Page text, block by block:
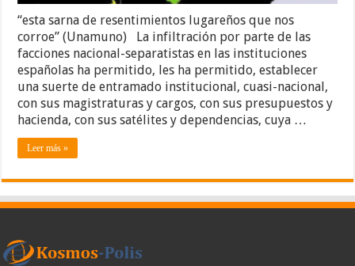
“esta sarna de resentimientos lugareños que nos
corroe” (Unamuno) La infiltración por parte de las
facciones nacional-separatistas en las instituciones
españolas ha permitido, les ha permitido, establecer
una suerte de entramado institucional, cuasi-nacional,
con sus magistraturas y cargos, con sus presupuestos y
hacienda, con sus satélites y dependencias, cuya …
Leer más »